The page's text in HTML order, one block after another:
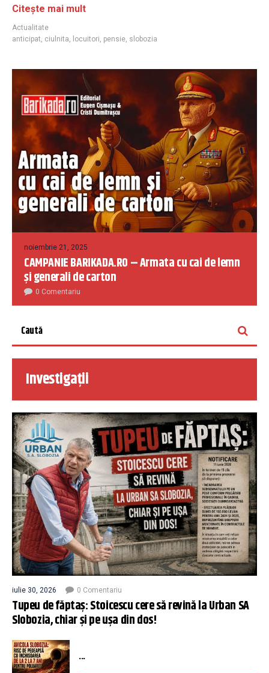
Citește mai mult
Actualitate
anticipat, ciulnita, locuitori, pensie, slobozia
noiembrie 21, 2025
CAMPANIE BARIKADA.RO – Armata cu cai de lemn
și generali de carton
0 Comentariu
Investigații
iulie 30, 2026 0 Comentariu
Tupeu de făptaș: Stoicescu cere să revină la Urban SA
Slobozia, chiar și pe ușa din dos!
...